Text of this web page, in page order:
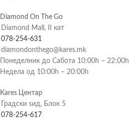
Diamond On The Go
Diamond Mall, II кат
078-254-631
diamondonthego@kares.mk
Понеделник до Сабота 10:00h – 22:00h
Недела од 10:00h – 20:00h
Kares Центар
Градски ѕид, Блок 5
078-254-617